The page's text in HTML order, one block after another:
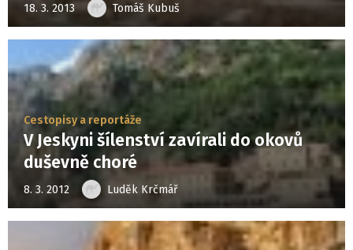
18. 3. 2013 Tomáš Kubuš
Cestopisy a reportáže
V Jeskyni šílenství zavírali do okovů
duševně choré
8. 3. 2012 Luděk Krčmář